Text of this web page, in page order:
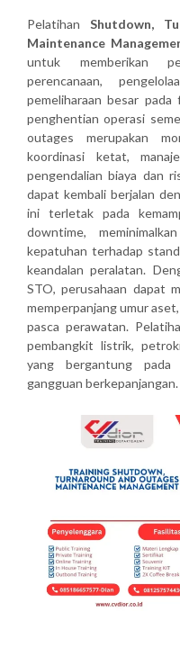
Pelatihan Shutdown,
Maintenance
untuk memberikan
perencanaan,
pemeliharaan besar
penghentian operasi
outages merupakan
koordinasi ketat,
pengendalian biaya dan
dapat kembali berjalan
ini terletak pada
downtime,
kepatuhan terhadap
keandalan peralatan.
STO, perusahaan dapat
memperpanjang umur
pasca perawatan.
pembangkit listrik,
yang bergantung pada
gangguan berkepanjangan.